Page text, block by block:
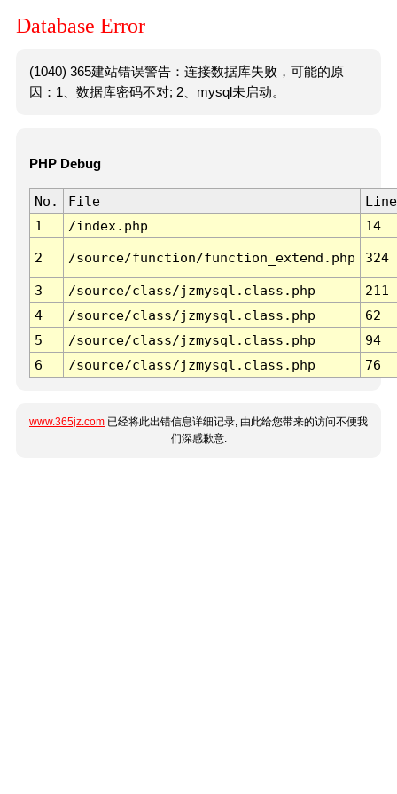
Database Error
(1040) 365建站错误警告：连接数据库失败，可能的原
因：1、数据库密码不对; 2、mysql未启动。
PHP Debug
No. File
Line
1
/index.php 14
2 /source/function/function_extend.php 324
3 /source/class/jzmysql.class.php
211
4
/source/class/jzmysql.class.php
62
5
/source/class/jzmysql.class.php
94
6
/source/class/jzmysql.class.php 76
www.365jz.com 已经将此出错信息详细记录, 由此给您带来的访问不便我
们深感歉意.